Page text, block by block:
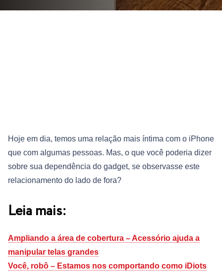
Hoje em dia, temos uma relação mais íntima com o iPhone
que com algumas pessoas. Mas, o que você poderia dizer
sobre sua dependência do gadget, se observasse este
relacionamento do lado de fora?
Leia mais:
Ampliando a área de cobertura – Acessório ajuda a
manipular telas grandes
Você, robô – Estamos nos comportando como iDiots